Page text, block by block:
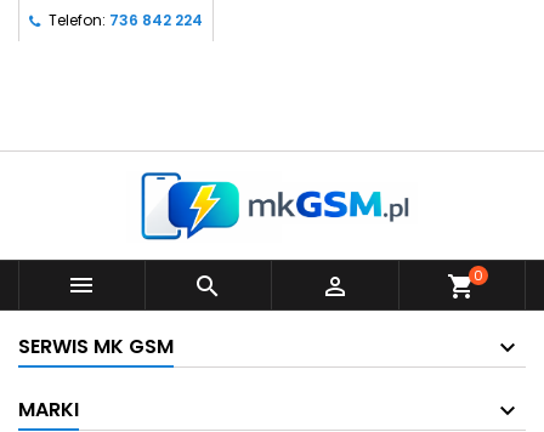
Telefon: 736 842 224
   shopping_cart0
SERWIS MK GSM
MARKI